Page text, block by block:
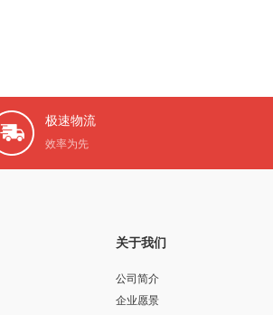
极速物流
效率为先
关于我们
公司简介
企业愿景